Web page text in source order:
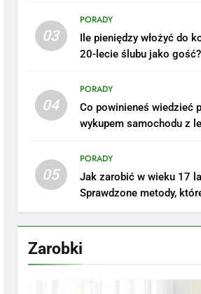
03
PORADY
Ile pieniędzy włożyć do
20-lecie ślubu jako
04
PORADY
Co powinieneś wiedzieć
wykupem samochodu z
05
PORADY
Jak zarobić w wieku 17
Sprawdzone metody,
Zarobki
na tym
ZAROBKI
szkole: